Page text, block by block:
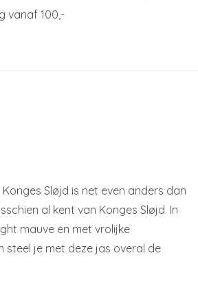
vanaf 100,-
Sløjd is net even anders dan
al kent van Konges Sløjd. In
mauve en met vrolijke
steel je met deze jas overal de